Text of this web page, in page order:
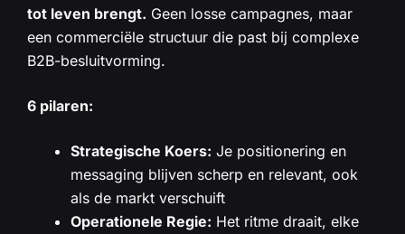
tot leven brengt. Geen losse campagnes, maar
een commerciële structuur die past bij complexe
B2B-besluitvorming.
6 pilaren:
Strategische Koers: Je positionering en
messaging blijven scherp en relevant, ook
als de markt verschuift
Operationele Regie: Het ritme draait, elke